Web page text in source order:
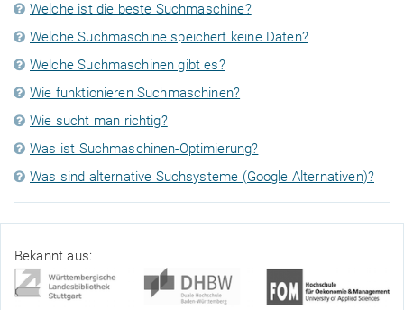
Welche ist die beste Suchmaschine?
Welche Suchmaschine speichert keine Daten?
Welche Suchmaschinen gibt es?
Wie funktionieren Suchmaschinen?
Wie sucht man richtig?
Was ist Suchmaschinen-Optimierung?
Was sind alternative Suchsysteme (Google Alternativen)?
Bekannt aus: